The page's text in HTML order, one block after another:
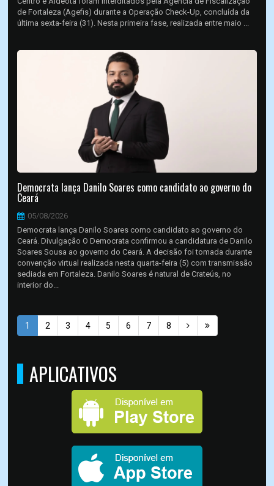
de Fortaleza (Agefis) durante a Operação Check-Up, concluída da
última sexta-feira (31). Nesta primeira fase, realizada entre maio ...
Democrata lança Danilo Soares como candidato ao governo do
Ceará
05/08/2026
Democrata lança Danilo Soares como candidato ao governo do
Ceará. Divulgação O Democrata confirmou a candidatura de Danilo
Soares Sousa ao governo do Ceará. A decisão foi tomada durante
convenção virtual realizada nesta quarta-feira (5) com transmissão
sediada em Fortaleza. Danilo Soares é natural de Crateús, no
interior do...
1 2 3 4 5 6 7 8
APLICATIVOS